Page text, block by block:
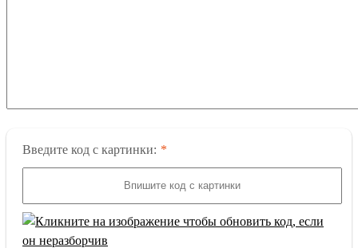
Введите код с картинки: